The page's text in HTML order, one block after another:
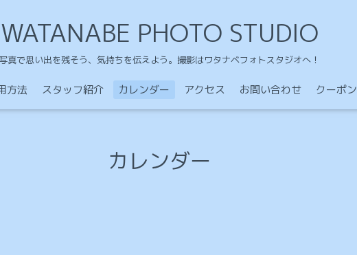
WATANABE PHOTO STUDIO
写真で思い出を残そう、気持ちを伝えよう。撮影はワタナベフォトスタジオへ！
方法 スタッフ紹介 カレンダー アクセス お問い合わせ クーポン
カレンダー